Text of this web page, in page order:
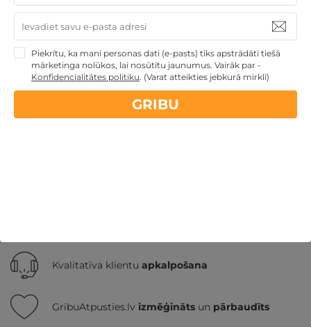
Ziemassvētku dāvanas
Atpūta ar akvaparku
Veselības atpūta - sanatorijas, SPA viesnīcas
Dāvanas ar
nakšņošanu
TOP pirktākās dāvanas
Atpūta
decembra svētku brīvdienās
Atpūta diviem
Kvalitatīva klientu apkalpošana
GribuAtpusties.lv izmēģināts un pārbaudīts
Piekrītu, ka mani personas dati (e-pasts) tiks apstrādāti tiešā
mārketinga nolūkos, lai nosūtītu jaunumus. Vairāk par -
Konfidencialitātes politiku. (Varat atteikties jebkurā mirklī)
GRIBU